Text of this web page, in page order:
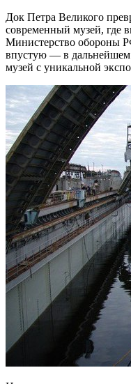
Док Петра Великого
современный музей, где
Министерство обороны
впустую — в дальнейшем
музей с уникальной